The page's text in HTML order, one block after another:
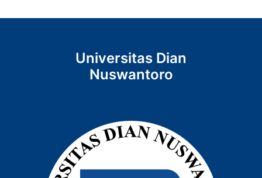
Universitas Dian
Nuswantoro